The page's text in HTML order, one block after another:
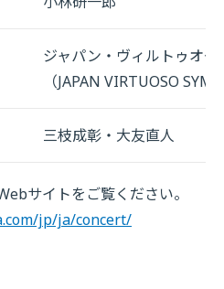
ジャパン・ヴィルトゥオ
（JAPAN VIRTUOSO
三枝成彰・大友直人
サイトをご覧ください。
jp/ja/concert/